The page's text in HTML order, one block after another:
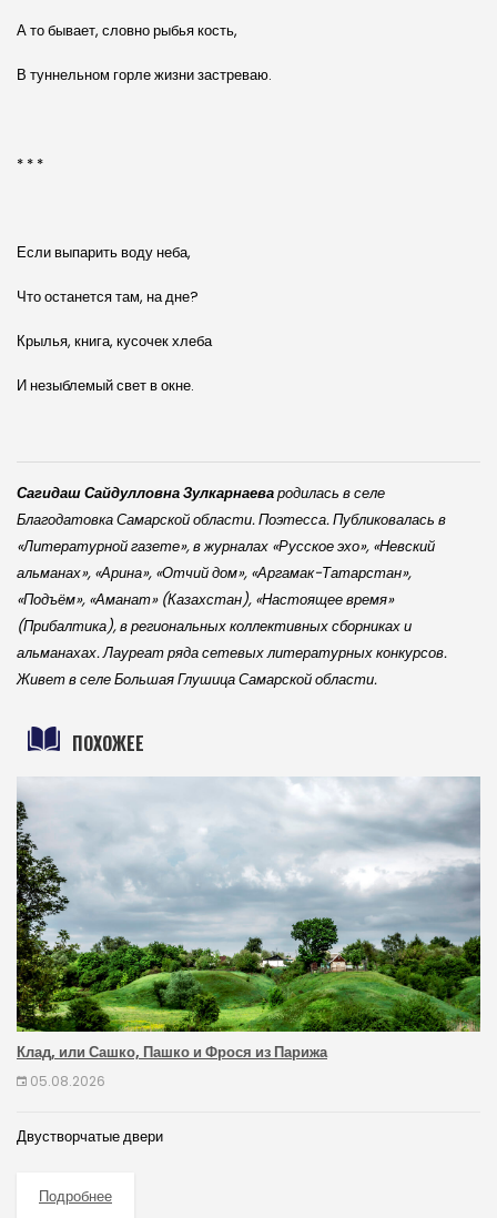
А то бывает, словно рыбья кость,
В туннельном горле жизни застреваю.
* * *
Если выпарить воду неба,
Что останется там, на дне?
Крылья, книга, кусочек хлеба
И незыблемый свет в окне.
Сагидаш Сайдулловна Зулкарнаевародилась в селе
Благодатовка Самарской области. Поэтесса. Публиковалась в
«Литературной газете», в журналах «Русское эхо», «Невский
альманах», «Арина», «Отчий дом», «Аргамак-Татарстан»,
«Подъём», «Аманат» (Казахстан), «Настоящее время»
(Прибалтика), в региональных коллективных сборниках и
альманахах. Лауреат ряда сетевых литературных конкурсов.
Живет в селе Большая Глушица Самарской области.
ПОХОЖЕЕ
Клад, или Сашко, Пашко и Фрося из Парижа
05.08.2026
Двустворчатые двери
Подробнее